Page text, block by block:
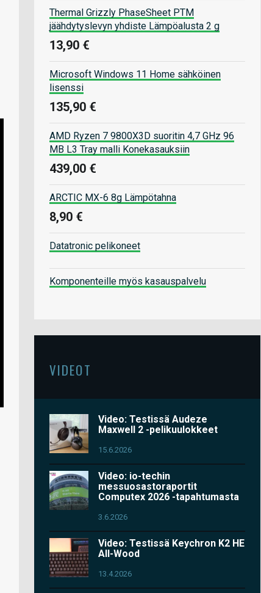
Thermal Grizzly PhaseSheet PTM
jäähdytyslevyn yhdiste Lämpöalusta 2 g
13,90 €
Microsoft Windows 11 Home sähköinen
lisenssi
135,90 €
AMD Ryzen 7 9800X3D suoritin 4,7 GHz 96
MB L3 Tray malli Konekasauksiin
439,00 €
ARCTIC MX-6 8g Lämpötahna
8,90 €
Datatronic pelikoneet
Komponenteille myös kasauspalvelu
VIDEOT
Video: Testissä Audeze
Maxwell 2 -pelikuulokkeet
15.6.2026
Video: io-techin
messuosastoraportit
Computex 2026 -tapahtumasta
3.6.2026
Video: Testissä Keychron K2 HE
All-Wood
13.4.2026